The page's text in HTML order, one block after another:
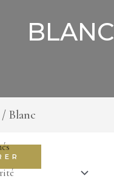
BLANC
/ Blanc